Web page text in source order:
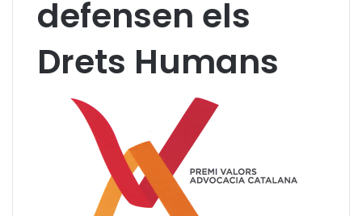
defensen els
Drets Humans